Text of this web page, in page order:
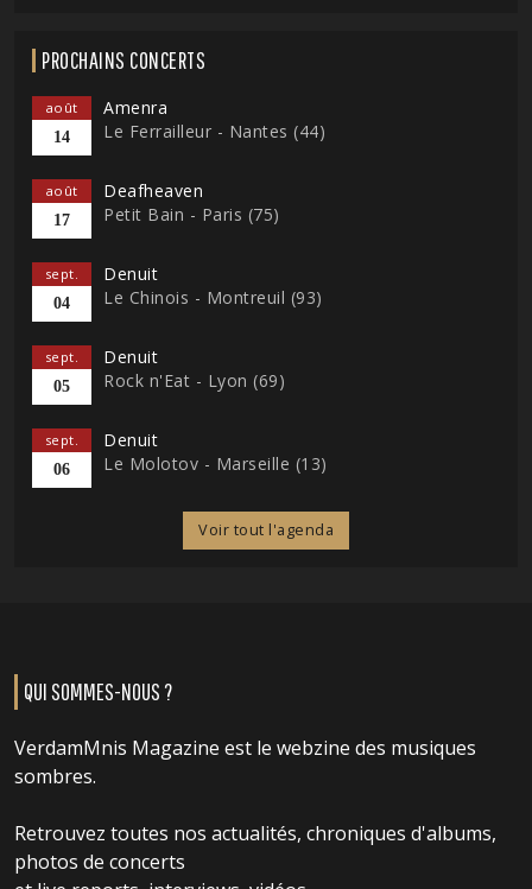
PROCHAINS CONCERTS
août
14
Amenra
Le Ferrailleur - Nantes (44)
août
17
Deafheaven
Petit Bain - Paris (75)
sept.
04
Denuit
Le Chinois - Montreuil (93)
sept.
05
Denuit
Rock n'Eat - Lyon (69)
sept.
06
Denuit
Le Molotov - Marseille (13)
Voir tout l'agenda
QUI SOMMES-NOUS ?
VerdamMnis Magazine est le webzine des musiques
sombres.
Retrouvez toutes nos actualités, chroniques d'albums,
photos de concerts